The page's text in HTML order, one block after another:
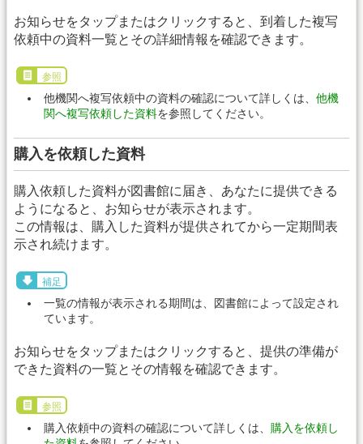
お知らせをタップまたはクリックすると、到着した複写
依頼中の資料一覧とその詳細情報を確認できます。
参照
他機関へ複写依頼中の資料の確認について詳しくは、 他機
関へ複写依頼した資料を参照してください。
購入を依頼した資料
購入依頼した資料が図書館に届き、あなたに提供できる
ようになると、お知らせが表示されます。
この情報は、購入した資料が提供されてから一定期間表
示され続けます。
補足
一覧の情報が表示される期間は、図書館によって設定され
ています。
お知らせをタップまたはクリックすると、提供の準備が
できた資料の一覧とその情報を確認できます。
参照
購入依頼中の資料の確認について詳しくは、 購入を依頼し